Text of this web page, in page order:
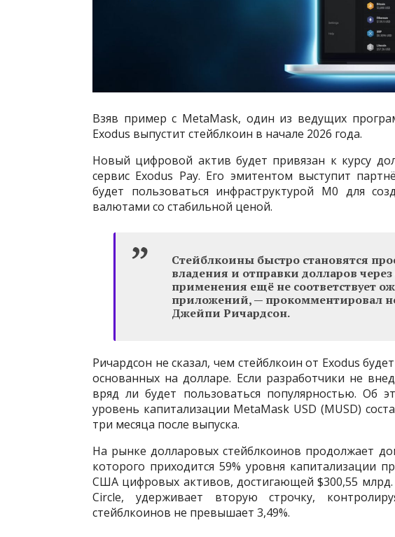
Взяв пример с MetaMask, один из ведущих
Exodus выпустит стейблкоин в начале 2026 года.
Новый цифровой актив будет привязан к курсу
сервис Exodus Pay. Его эмитентом выступит
будет пользоваться инфраструктурой M0 для
валютами со стабильной ценой.
Стейблкоины быстро становятся
владения и отправки долларов
применения ещё не соответствует
приложений, — прокомментировал
Джейпи Ричардсон.
Ричардсон не сказал, чем стейблкоин от Exodus
основанных на долларе. Если разработчики не
вряд ли будет пользоваться популярностью. Об
уровень капитализации MetaMask USD (MUSD)
три месяца после выпуска.
На рынке долларовых стейблкоинов продолжает
которого приходится 59% уровня капитализации
США цифровых активов, достигающей $300,55 млрд.
Circle, удерживает вторую строчку,
стейблкоинов не превышает 3,49%.